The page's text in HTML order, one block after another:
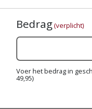
Bedrag(verplicht)
Voer het bedrag in
49,95)